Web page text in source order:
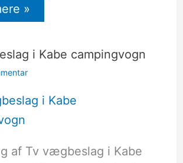
»
i Kabe campingvogn
af Tv vægbeslag i Kabe